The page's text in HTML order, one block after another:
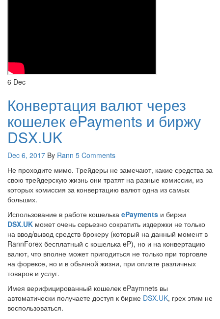
6 Dec
Конвертация валют через
кошелек ePayments и биржу
DSX.UK
Dec 6, 2017 By Rann 5 Comments
Не проходите мимо. Трейдеры не замечают, какие средства за
свою трейдерскую жизнь они тратят на разные комиссии, из
которых комиссия за конвертацию валют одна из самых
больших.
Использование в работе кошелька ePayments и биржи
DSX.UK может очень серьезно сократить издержки не только
на ввод/вывод средств брокеру (который на данный момент в
RannForex бесплатный с кошелька eP), но и на конвертацию
валют, что вполне может пригодиться не только при торговле
на форексе, но и в обычной жизни, при оплате различных
товаров и услуг.
Имея верифицированный кошелек ePaymnets вы
автоматически получаете доступ к бирже DSX.UK, грех этим не
воспользоваться.